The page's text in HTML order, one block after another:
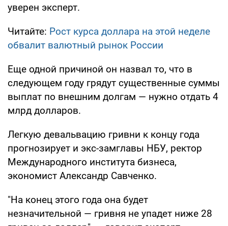
уверен эксперт.
Читайте: Рост курса доллара на этой неделе
обвалит валютный рынок России
Еще одной причиной он назвал то, что в
следующем году грядут существенные суммы
выплат по внешним долгам — нужно отдать 4
млрд долларов.
Легкую девальвацию гривни к концу года
прогнозирует и экс-замглавы НБУ, ректор
Международного института бизнеса,
экономист Александр Савченко.
"На конец этого года она будет
незначительной — гривня не упадет ниже 28